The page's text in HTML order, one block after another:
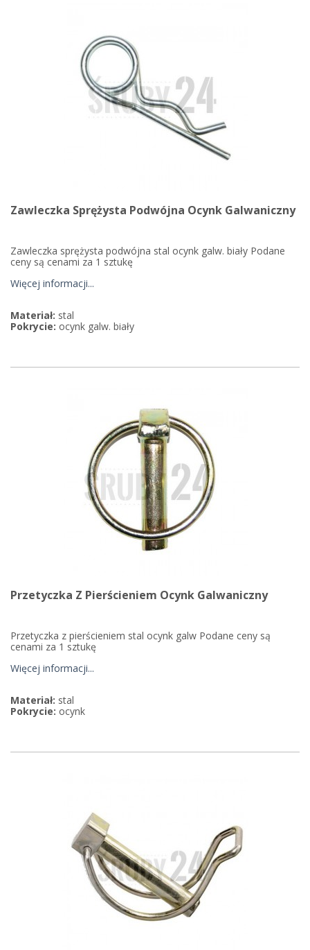
Zawleczka Sprężysta Podwójna Ocynk Galwaniczny
Zawleczka sprężysta podwójna stal ocynk galw. biały Podane
ceny są cenami za 1 sztukę
Więcej informacji...
Materiał: stal
Pokrycie: ocynk galw. biały
Przetyczka Z Pierścieniem Ocynk Galwaniczny
Przetyczka z pierścieniem stal ocynk galw Podane ceny są
cenami za 1 sztukę
Więcej informacji...
Materiał: stal
Pokrycie: ocynk